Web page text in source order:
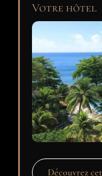
Votre hôtel
Découvrez